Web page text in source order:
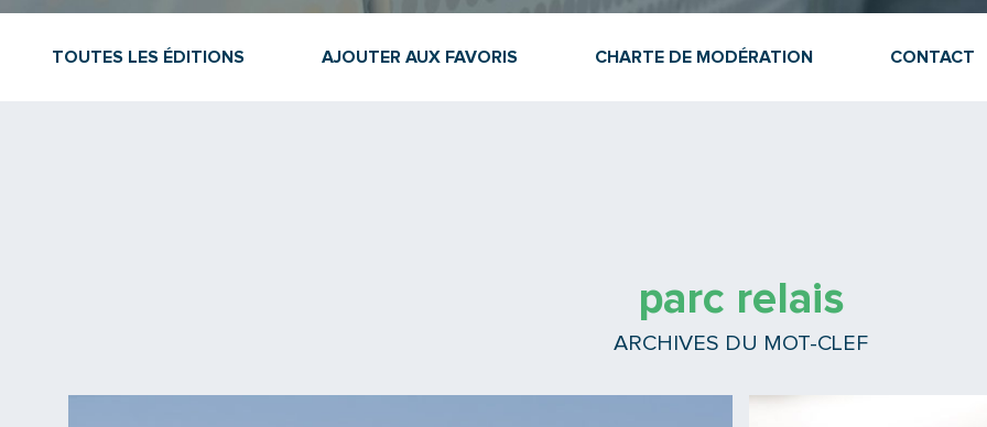
TOUTES LES ÉDITIONS AJOUTER AUX FAVORIS CHARTE DE MODÉRATION CONTACT
parc relais
ARCHIVES DU MOT-CLEF